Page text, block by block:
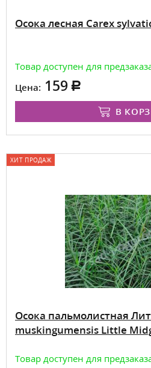
Осока лесная Carex
Товар доступен для
Цена: 159
В
ХИТ ПРОДАЖ
Осока пальмолистная
muskingumensis Little
Товар доступен для